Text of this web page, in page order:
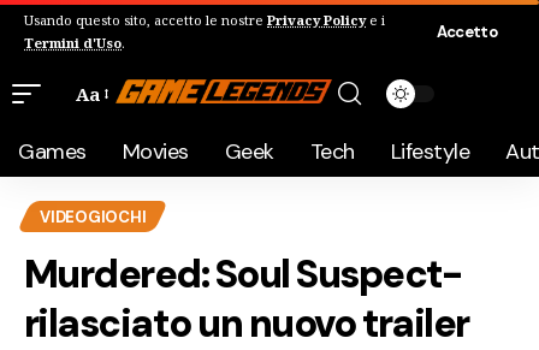
Usando questo sito, accetto le nostre Privacy Policye i
Termini d'Uso.
Accetto
Aa
Games Movies Geek Tech Lifestyle
VIDEOGIOCHI
Murdered: Soul Suspect-
rilasciato un nuovo trailer